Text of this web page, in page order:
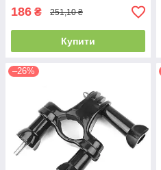
186 ₴ 251,10 ₴
Купити
–26%